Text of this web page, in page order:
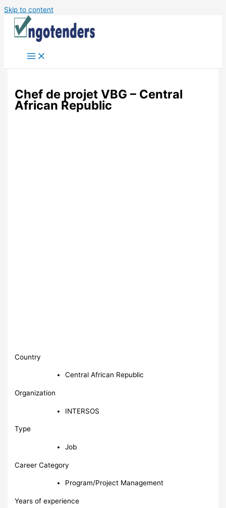
Skip to content
Chef de projet VBG – Central
African Republic
Country
Central African Republic
Organization
INTERSOS
Type
Job
Career Category
Program/Project Management
Years of experience